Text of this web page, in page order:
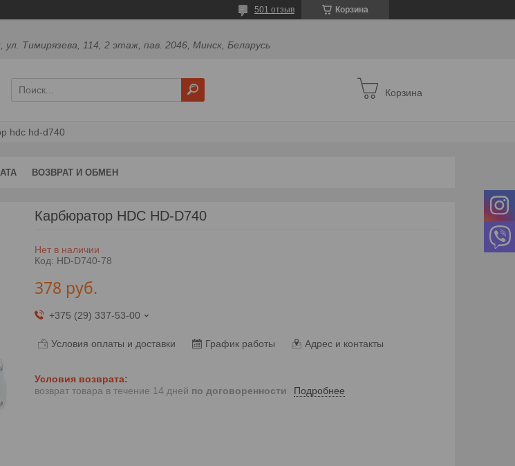
Корзина
501 отзыв
ул. Тимирязева, 114, 2 этаж, пав. 2046, Минск, Беларусь
Корзина
hdc hd-d740
ВОЗВРАТ И ОБМЕН
Карбюратор HDC HD-D740
Нет в наличии
Код: HD-D740-78
378 руб.
+375 (29) 337-53-00
Условия оплаты и доставки График работы Адрес и контакты
возврат товара в течение 14 дней по договоренности Подробнее